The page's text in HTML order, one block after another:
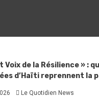
Voix de la Résilience » :
d’Haïti reprennent la
Le Quotidien News